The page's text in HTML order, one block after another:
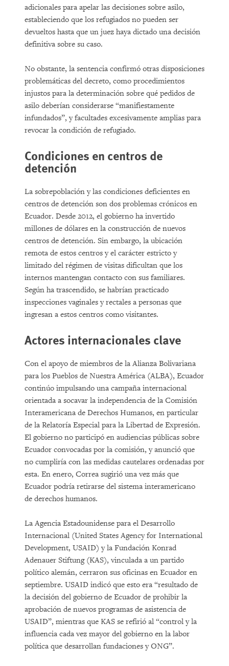
adicionales para apelar las decisiones sobre asilo,
estableciendo que los refugiados no pueden ser
devueltos hasta que un juez haya dictado una decisión
definitiva sobre su caso.
No obstante, la sentencia confirmó otras disposiciones
problemáticas del decreto, como procedimientos
injustos para la determinación sobre qué pedidos de
asilo deberían considerarse “manifiestamente
infundados”, y facultades excesivamente amplias para
revocar la condición de refugiado.
Condiciones en centros de
detención
La sobrepoblación y las condiciones deficientes en
centros de detención son dos problemas crónicos en
Ecuador. Desde 2012, el gobierno ha invertido
millones de dólares en la construcción de nuevos
centros de detención. Sin embargo, la ubicación
remota de estos centros y el carácter estricto y
limitado del régimen de visitas dificultan que los
internos mantengan contacto con sus familiares.
Según ha trascendido, se habrían practicado
inspecciones vaginales y rectales a personas que
ingresan a estos centros como visitantes.
Actores internacionales clave
Con el apoyo de miembros de la Alianza Bolivariana
para los Pueblos de Nuestra América (ALBA), Ecuador
continúo impulsando una campaña internacional
orientada a socavar la independencia de la Comisión
Interamericana de Derechos Humanos, en particular
de la Relatoría Especial para la Libertad de Expresión.
El gobierno no participó en audiencias públicas sobre
Ecuador convocadas por la comisión, y anunció que
no cumpliría con las medidas cautelares ordenadas por
esta. En enero, Correa sugirió una vez más que
Ecuador podría retirarse del sistema interamericano
de derechos humanos.
La Agencia Estadounidense para el Desarrollo
Internacional (United States Agency for International
Development, USAID) y la Fundación Konrad
Adenauer Stiftung (KAS), vinculada a un partido
político alemán, cerraron sus oficinas en Ecuador en
septiembre. USAID indicó que esto era “resultado de
la decisión del gobierno de Ecuador de prohibir la
aprobación de nuevos programas de asistencia de
USAID”, mientras que KAS se refirió al “control y la
influencia cada vez mayor del gobierno en la labor
política que desarrollan fundaciones y ONG”.